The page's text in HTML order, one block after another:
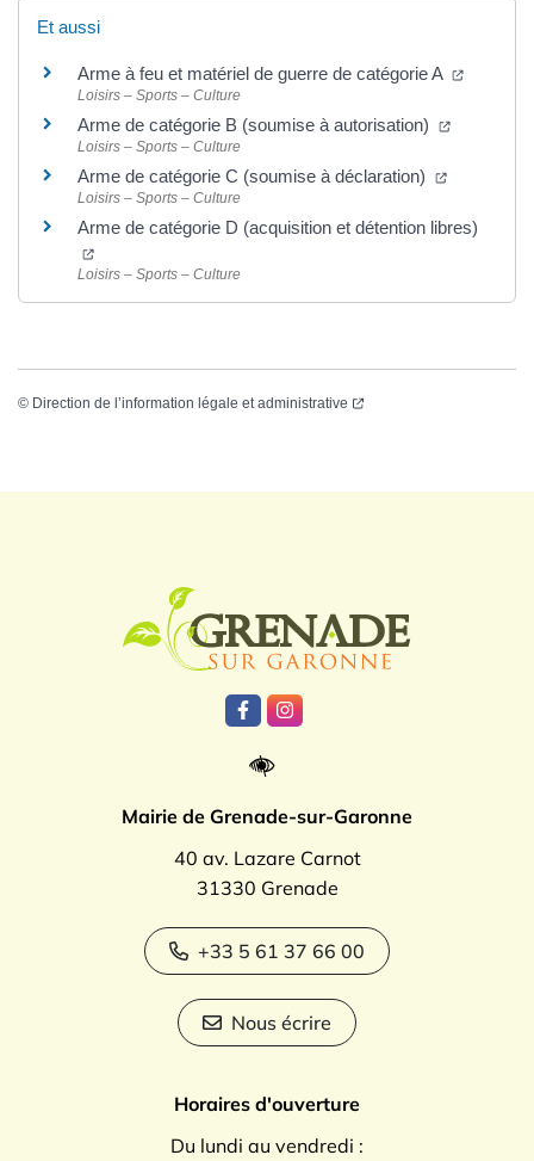
Et aussi
Arme à feu et matériel de guerre de catégorie A
Loisirs – Sports – Culture
Arme de catégorie B (soumise à autorisation)
Loisirs – Sports – Culture
Arme de catégorie C (soumise à déclaration)
Loisirs – Sports – Culture
Arme de catégorie D (acquisition et détention libres)
Loisirs – Sports – Culture
© Direction de l’information légale et administrative
Lien vers le compte Facebook
Lien vers le compte
Mairie de Grenade-sur-Garonne
40 av. Lazare Carnot
31330 Grenade
+33 5 61 37 66 00
Nous écrire
Horaires d'ouverture
Du lundi au vendredi :